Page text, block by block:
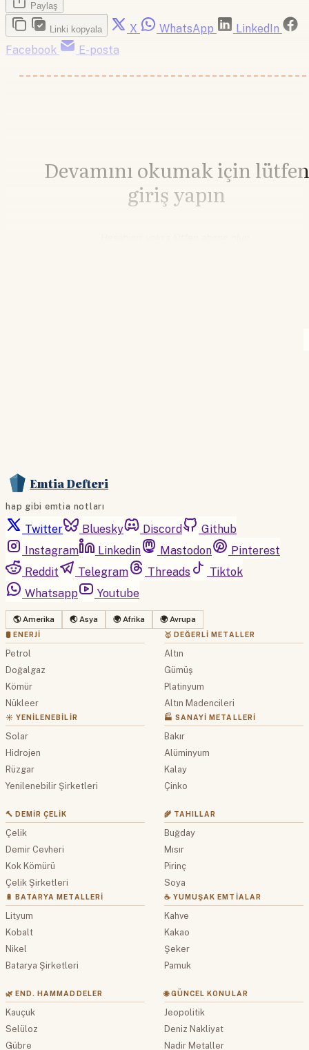
Paylaş
Linki kopyala X WhatsApp
LinkedIn
Facebook
E-posta
Devamını okumak için lütfen
giriş yapın
Emtia Defteri
hap gibi emtia notları
Twitter Bluesky Discord
Github
Instagram
Linkedin Mastodon
Pinterest
Reddit
Telegram Threads
Tiktok
Whatsapp
Youtube
🌎 Amerika 🌏 Asya 🌍 Afrika 🌍 Avrupa
🛢 ENERJI
Petrol
Doğalgaz
Kömür
Nükleer
☀️ YENILENEBILIR
Solar
Hidrojen
Rüzgar
Yenilenebilir Şirketleri
🥇 DEĞERLI METALLER
Altın
Gümüş
Platinyum
Altın Madencileri
🏭 SANAYI METALLERI
Bakır
Alüminyum
Kalay
Çinko
🔨 DEMIR ÇELIK
Çelik
Demir Cevheri
Kok Kömürü
Çelik Şirketleri
🔋 BATARYA METALLERI
Lityum
Kobalt
Nikel
Batarya Şirketleri
🌾 TAHILLAR
Buğday
Mısır
Pirinç
Soya
☕ YUMUŞAK EMTIALAR
Kahve
Kakao
Şeker
Pamuk
🌿 END. HAMMADDELER
Kauçuk
Selüloz
Gübre
🌐 GÜNCEL KONULAR
Jeopolitik
Deniz Nakliyat
Nadir Metaller